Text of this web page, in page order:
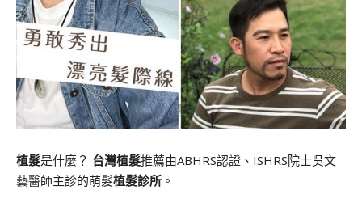
植髮是什麼？ 台灣植髮推薦由ABHRS認證、ISHRS院士吳文
藝醫師主診的萌髮植髮診所 。